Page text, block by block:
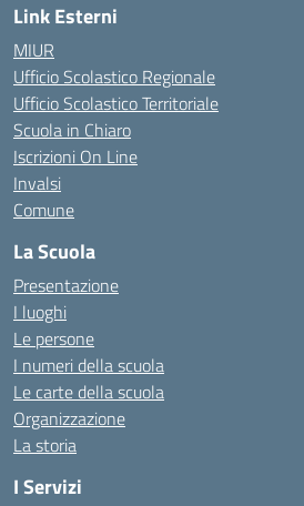
Link Esterni
MIUR
Ufficio Scolastico Regionale
Ufficio Scolastico Territoriale
Scuola in Chiaro
Iscrizioni On Line
Invalsi
Comune
La Scuola
Presentazione
I luoghi
Le persone
I numeri della scuola
Le carte della scuola
Organizzazione
La storia
I Servizi